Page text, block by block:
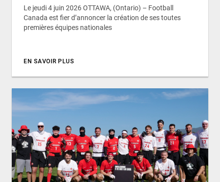
Le jeudi 4 juin 2026 OTTAWA, (Ontario) – Football
Canada est fier d’annoncer la création de ses toutes
premières équipes nationales
EN SAVOIR PLUS